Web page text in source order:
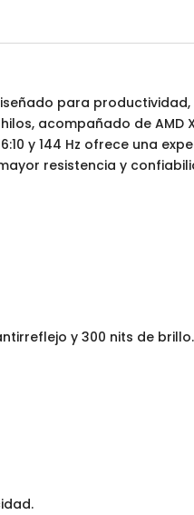
MIL-
STD
810H
/
PRO
diseñado para
acompañado de AMD
y 144 Hz ofrece una
resistencia y
antirreflejo y 300 nits de brillo.